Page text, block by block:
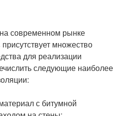
современном рынке
множество
для реализации
следующие наиболее
с битумной